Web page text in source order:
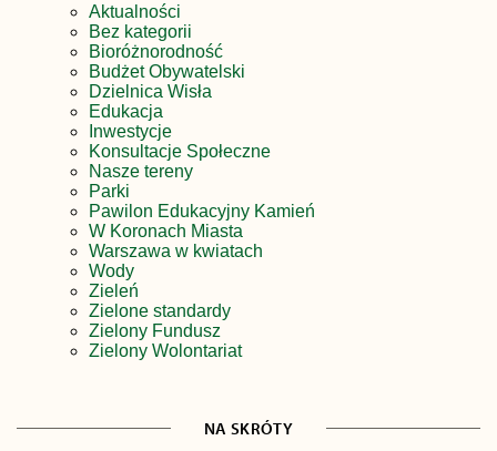
Aktualności
Bez kategorii
Bioróżnorodność
Budżet Obywatelski
Dzielnica Wisła
Edukacja
Inwestycje
Konsultacje Społeczne
Nasze tereny
Parki
Pawilon Edukacyjny Kamień
W Koronach Miasta
Warszawa w kwiatach
Wody
Zieleń
Zielone standardy
Zielony Fundusz
Zielony Wolontariat
NA SKRÓTY